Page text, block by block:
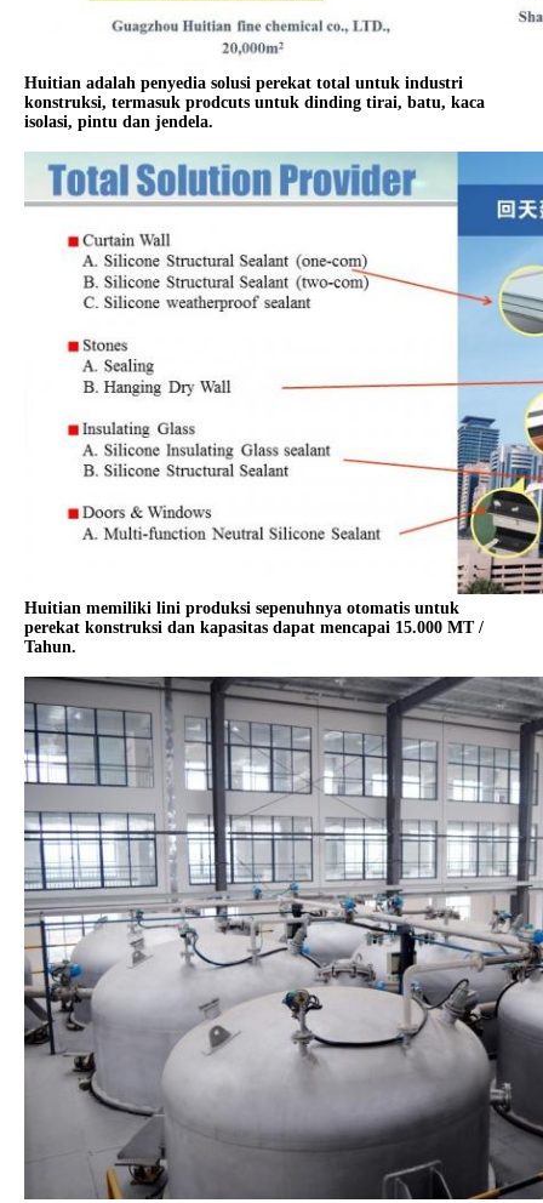
Huitian adalah penyedia solusi perekat total untuk industri
konstruksi, termasuk prodcuts untuk dinding tirai, batu, kaca
isolasi, pintu dan jendela.
Huitian memiliki lini produksi sepenuhnya otomatis untuk
perekat konstruksi dan kapasitas dapat mencapai 15.000 MT /
Tahun.